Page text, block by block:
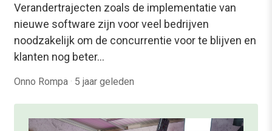
Verandertrajecten zoals de implementatie van
nieuwe software zijn voor veel bedrijven
noodzakelijk om de concurrentie voor te blijven en
klanten nog beter…
Onno Rompa · 5 jaar geleden